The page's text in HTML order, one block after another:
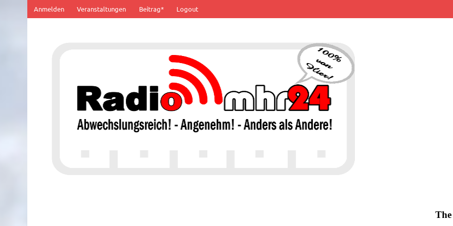
springen
Anmelden Veranstaltungen Beitrag* Logout